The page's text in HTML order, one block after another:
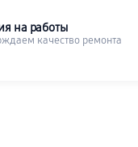
на работы
качество ремонта